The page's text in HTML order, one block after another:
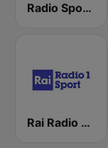
Radio Sportiva
Rai Radio 1 Sport